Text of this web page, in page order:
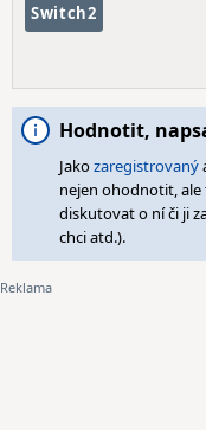
Switch2
Hodnotit,
Jakozaregistrovaný
nejen ohodnotit,
diskutovat o ní či ji
chci atd.).